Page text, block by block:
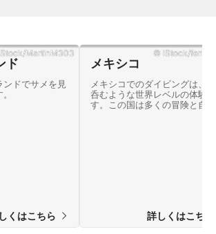
MartinM303
ド
ドでサメを見
くはこちら
© iStock/
メキシコ
メキシコでのダイビングは、
呑むような世界レベルの体験で
す。この国は多くの冒険と自
詳しくはこち